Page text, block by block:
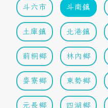
斗六市 斗南鎮
土庫鎮 北港鎮
莿桐鄉 林內鄉
麥寮鄉 東勢鄉
元長鄉 四湖鄉